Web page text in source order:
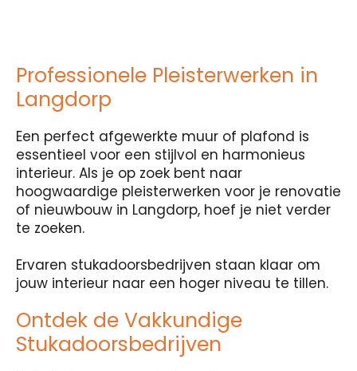
Professionele Pleisterwerken in
Langdorp
Een perfect afgewerkte muur of plafond is
essentieel voor een stijlvol en harmonieus
interieur. Als je op zoek bent naar
hoogwaardige pleisterwerken voor je renovatie
of nieuwbouw in Langdorp, hoef je niet verder
te zoeken.
Ervaren stukadoorsbedrijven staan klaar om
jouw interieur naar een hoger niveau te tillen.
Ontdek de Vakkundige
Stukadoorsbedrijven